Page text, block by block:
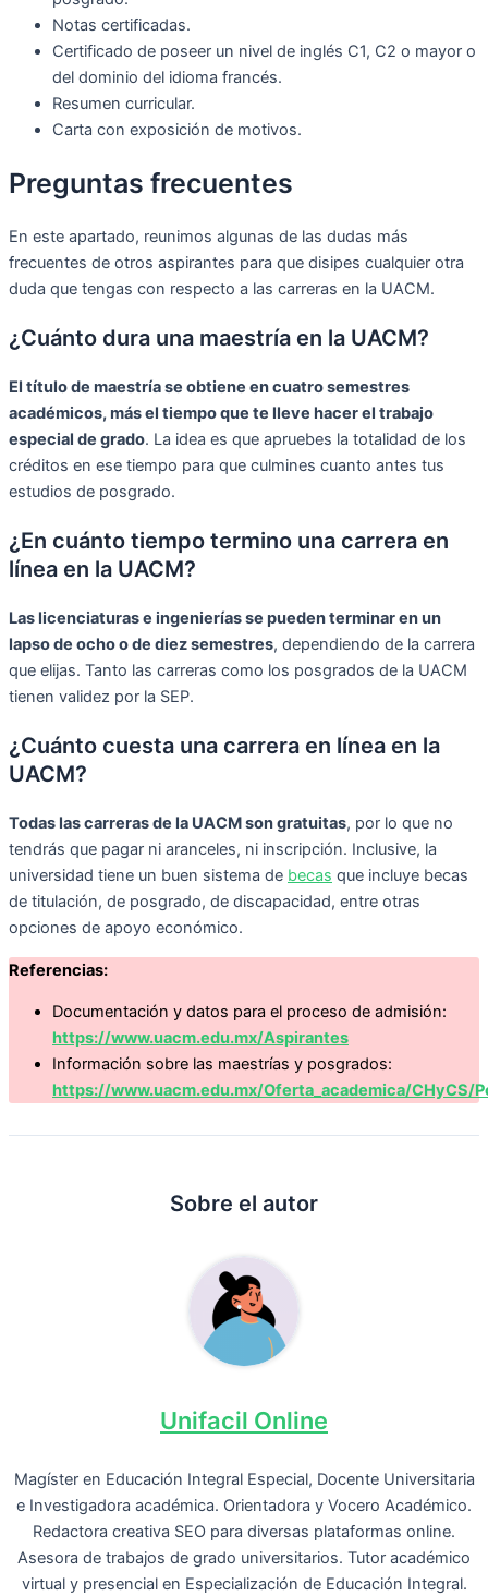
Notas certificadas.
Certificado de poseer un nivel de inglés C1, C2 o mayor o
del dominio del idioma francés.
Resumen curricular.
Carta con exposición de motivos.
Preguntas frecuentes
En este apartado, reunimos algunas de las dudas más
frecuentes de otros aspirantes para que disipes cualquier otra
duda que tengas con respecto a las carreras en la UACM.
¿Cuánto dura una maestría en la UACM?
El título de maestría se obtiene en cuatro semestres
académicos, más el tiempo que te lleve hacer el trabajo
especial de grado. La idea es que apruebes la totalidad de los
créditos en ese tiempo para que culmines cuanto antes tus
estudios de posgrado.
¿En cuánto tiempo termino una carrera en
línea en la UACM?
Las licenciaturas e ingenierías se pueden terminar en un
lapso de ocho o de diez semestres, dependiendo de la carrera
que elijas. Tanto las carreras como los posgrados de la UACM
tienen validez por la SEP.
¿Cuánto cuesta una carrera en línea en la
UACM?
Todas las carreras de la UACM son gratuitas, por lo que no
tendrás que pagar ni aranceles, ni inscripción. Inclusive, la
universidad tiene un buen sistema de becas que incluye becas
de titulación, de posgrado, de discapacidad, entre otras
opciones de apoyo económico.
Referencias:
Documentación y datos para el proceso de admisión:
https://www.uacm.edu.mx/Aspirantes
Información sobre las maestrías y posgrados:
https://www.uacm.edu.mx/Oferta_academica/CHyCS/
Sobre el autor
Unifacil Online
Magíster en Educación Integral Especial, Docente Universitaria
e Investigadora académica. Orientadora y Vocero Académico.
Redactora creativa SEO para diversas plataformas online.
Asesora de trabajos de grado universitarios. Tutor académico
virtual y presencial en Especialización de Educación Integral.